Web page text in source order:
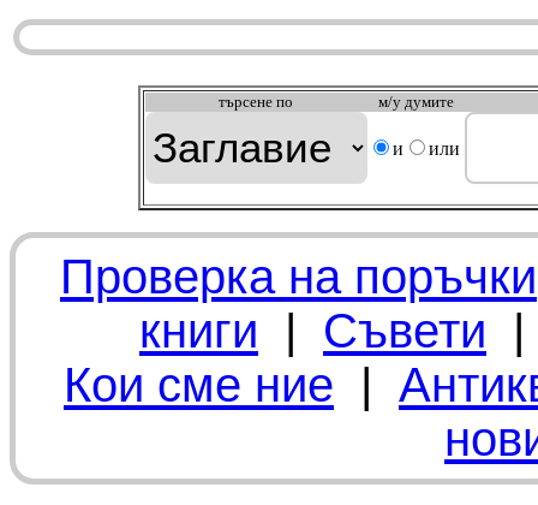
търсeне по м/у думите
и или
Проверка на поръчки
книги | Съвети
Кои сме ние |